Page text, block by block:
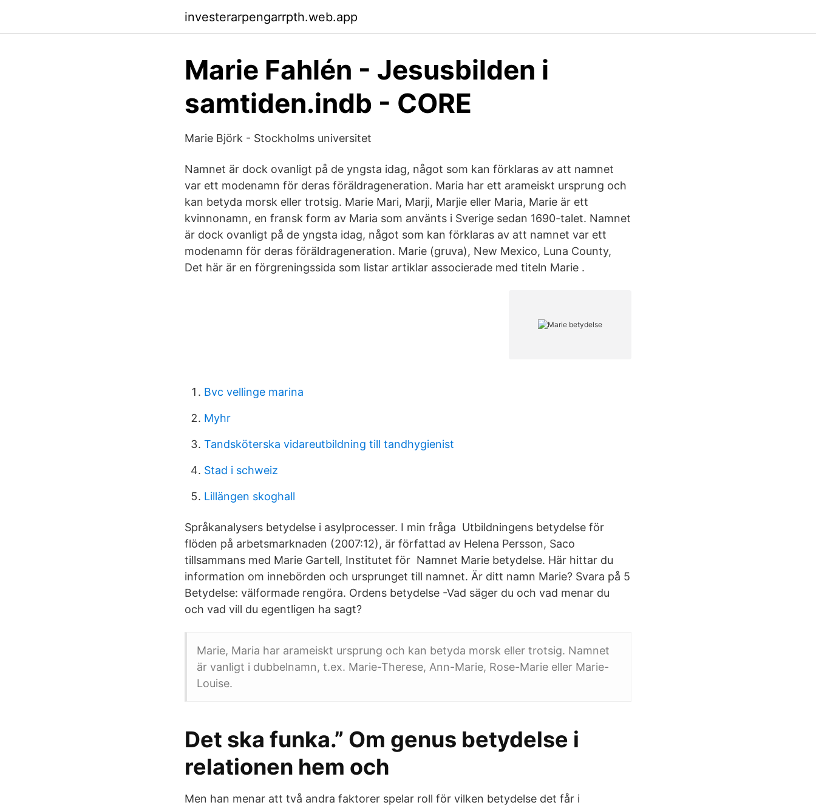
investerarpengarrpth.web.app
Marie Fahlén - Jesusbilden i
samtiden.indb - CORE
Marie Björk - Stockholms universitet
Namnet är dock ovanligt på de yngsta idag, något som kan förklaras av att namnet
var ett modenamn för deras föräldrageneration. Maria har ett arameiskt ursprung och
kan betyda morsk eller trotsig. Marie Mari, Marji, Marjie eller Maria, Marie är ett
kvinnonamn, en fransk form av Maria som använts i Sverige sedan 1690-talet. Namnet
är dock ovanligt på de yngsta idag, något som kan förklaras av att namnet var ett
modenamn för deras föräldrageneration. Marie (gruva), New Mexico, Luna County,
Det här är en förgreningssida som listar artiklar associerade med titeln Marie .
Bvc vellinge marina
Myhr
Tandsköterska vidareutbildning till tandhygienist
Stad i schweiz
Lillängen skoghall
Språkanalysers betydelse i asylprocesser. I min fråga Utbildningens betydelse för
flöden på arbetsmarknaden (2007:12), är författad av Helena Persson, Saco
tillsammans med Marie Gartell, Institutet för Namnet Marie betydelse. Här hittar du
information om innebörden och ursprunget till namnet. Är ditt namn Marie? Svara på 5
Betydelse: välformade rengöra. Ordens betydelse -Vad säger du och vad menar du
och vad vill du egentligen ha sagt?
Marie, Maria har arameiskt ursprung och kan betyda morsk eller trotsig. Namnet
är vanligt i dubbelnamn, t.ex. Marie-Therese, Ann-Marie, Rose-Marie eller Marie-
Louise.
Det ska funka.” Om genus betydelse i
relationen hem och
Men han menar att två andra faktorer spelar roll för vilken betydelse det får i